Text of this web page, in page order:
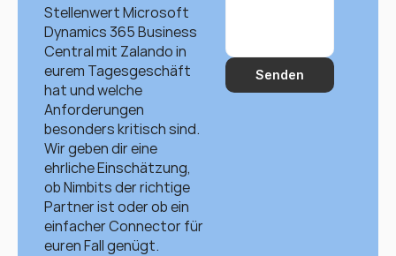
Stellenwert Microsoft
Dynamics 365 Business
Central mit Zalando in
eurem Tagesgeschäft
hat und welche
Anforderungen
besonders kritisch sind.
Wir geben dir eine
ehrliche Einschätzung,
ob Nimbits der richtige
Partner ist oder ob ein
einfacher Connector für
euren Fall genügt.
Senden